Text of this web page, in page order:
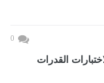
0
لاختبارات القدرات